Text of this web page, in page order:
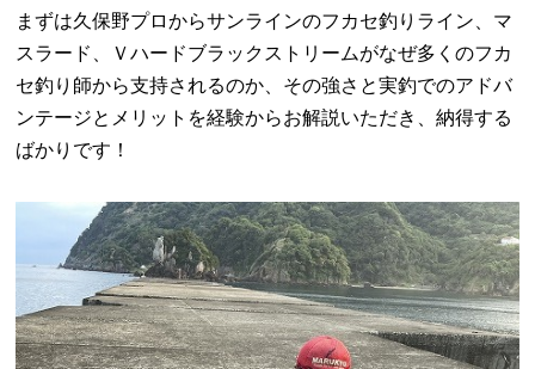
まずは久保野プロからサンラインのフカセ釣りライン、マ
スラード、Ｖハードブラックストリームがなぜ多くのフカ
セ釣り師から支持されるのか、その強さと実釣でのアドバ
ンテージとメリットを経験からお解説いただき、納得する
ばかりです！